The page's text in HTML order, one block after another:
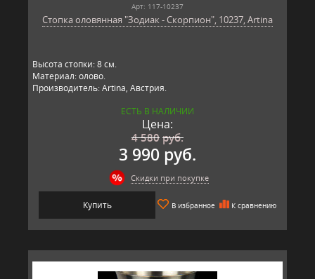
Арт: 117-10237
Стопка оловянная "Зодиак - Скорпион", 10237, Artina
Высота стопки: 8 см.
Материал: олово.
Производитель: Artina, Австрия.
ЕСТЬ В НАЛИЧИИ
Цена:
4 580руб.
3 990 руб.
Скидки при покупке
Купить В избранное К сравнению